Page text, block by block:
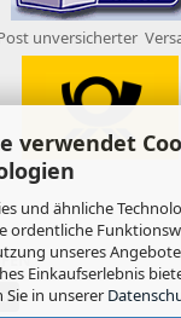
verwendet
und ähnliche
ordentliche
unseres
Einkaufserlebnis
in unserer
unversicherter